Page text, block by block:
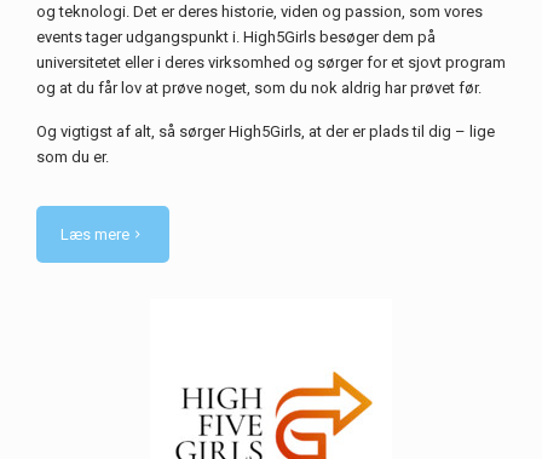
og teknologi. Det er deres historie, viden og passion, som vores
events tager udgangspunkt i. High5Girls besøger dem på
universitetet eller i deres virksomhed og sørger for et sjovt program
og at du får lov at prøve noget, som du nok aldrig har prøvet før.
Og vigtigst af alt, så sørger High5Girls, at der er plads til dig – lige
som du er.
Læs mere